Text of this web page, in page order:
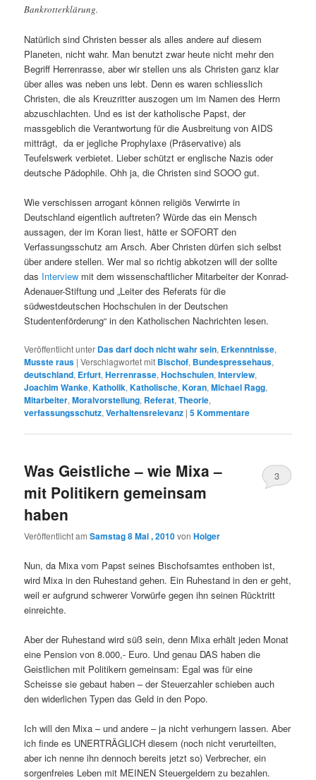
Bankrotterklärung.
Natürlich sind Christen besser als alles andere auf diesem
Planeten, nicht wahr. Man benutzt zwar heute nicht mehr den
Begriff Herrenrasse, aber wir stellen uns als Christen ganz klar
über alles was neben uns lebt. Denn es waren schliesslich
Christen, die als Kreuzritter auszogen um im Namen des Herrn
abzuschlachten. Und es ist der katholische Papst, der
massgeblich die Verantwortung für die Ausbreitung von AIDS
mitträgt, da er jegliche Prophylaxe (Präservative) als
Teufelswerk verbietet. Lieber schützt er englische Nazis oder
deutsche Pädophile. Ohh ja, die Christen sind SOOO gut.
Wie verschissen arrogant können religiös Verwirrte in
Deutschland eigentlich auftreten? Würde das ein Mensch
aussagen, der im Koran liest, hätte er SOFORT den
Verfassungsschutz am Arsch. Aber Christen dürfen sich selbst
über andere stellen. Wer mal so richtig abkotzen will der sollte
das Interview mit dem wissenschaftlicher Mitarbeiter der Konrad-
Adenauer-Stiftung und „Leiter des Referats für die
südwestdeutschen Hochschulen in der Deutschen
Studentenförderung“ in den Katholischen Nachrichten lesen.
Veröffentlicht unter Das darf doch nicht wahr sein, Erkenntnisse,
Musste raus |Verschlagwortet mit Bischof, Bundespressehaus,
deutschland, Erfurt,Herrenrasse,Hochschulen,Interview,
Joachim Wanke,Katholik,Katholische,Koran,Michael Ragg,
Mitarbeiter,Moralvorstellung, Referat,Theorie,
verfassungsschutz,Verhaltensrelevanz |5Kommentare
Was Geistliche – wie Mixa –
mit Politikern gemeinsam
haben
Veröffentlicht amSamstag 8 Mai , 2010vonHolger
3
Nun, da Mixa vom Papst seines Bischofsamtes enthoben ist,
wird Mixa in den Ruhestand gehen. Ein Ruhestand in den er geht,
weil er aufgrund schwerer Vorwürfe gegen ihn seinen Rücktritt
einreichte.
Aber der Ruhestand wird süß sein, denn Mixa erhält jeden Monat
eine Pension von 8.000,- Euro. Und genau DAS haben die
Geistlichen mit Politikern gemeinsam: Egal was für eine
Scheisse sie gebaut haben – der Steuerzahler schieben auch
den widerlichen Typen das Geld in den Popo.
Ich will den Mixa – und andere – ja nicht verhungern lassen. Aber
ich finde es UNERTRÄGLICH diesem (noch nicht verurteilten,
aber ich nenne ihn dennoch bereits jetzt so) Verbrecher, ein
sorgenfreies Leben mit MEINEN Steuergeldern zu bezahlen.